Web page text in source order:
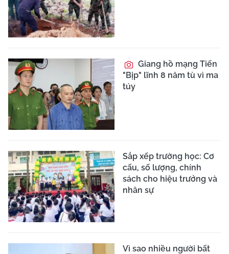
Giang hồ mạng Tiến
"Bịp" lĩnh 8 năm tù vì ma
túy
Sắp xếp trường học: Cơ
cấu, số lượng, chính
sách cho hiệu trưởng và
nhân sự
Vì sao nhiều người bất